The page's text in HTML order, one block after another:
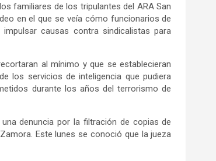
familiares de los tripulantes del ARA San
en el que se veía cómo funcionarios de
causas contra sindicalistas para
al mínimo y que se establecieran
los servicios de inteligencia que pudiera
durante los años del terrorismo de
denuncia por la filtración de copias de
Este lunes se conoció que la jueza